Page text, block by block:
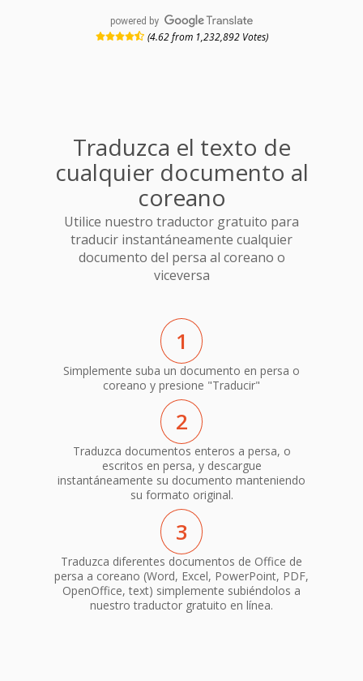
powered by
(4.62 from 1,232,892 Votes)
Traduzca el texto de
cualquier documento al
coreano
Utilice nuestro traductor gratuito para
traducir instantáneamente cualquier
documento del persa al coreano o
viceversa
1
Simplemente suba un documento en persa o
coreano y presione "Traducir"
2
Traduzca documentos enteros a persa, o
escritos en persa, y descargue
instantáneamente su documento manteniendo
su formato original.
3
Traduzca diferentes documentos de Office de
persa a coreano (Word, Excel, PowerPoint, PDF,
OpenOffice, text) simplemente subiéndolos a
nuestro traductor gratuito en línea.